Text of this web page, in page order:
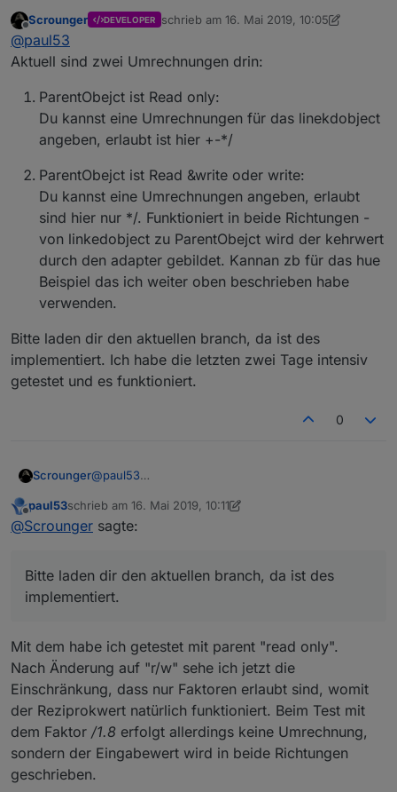
automatisch
Nur leider funktioniert die umgekehrte Richtung nicht,
Getestet mit Umrechnung Fahrenheit nach Celsius:
Die Umrechnung von °F nach °C funktioniert richtig,
aber umgekehrt erfolgt keine Umrechnung.
Offline
Scrounger DEVELOPER schrieb am 16. Mai 2019, 10:05
zuletzt editiert von Scrounger
@paul53
Aktuell sind zwei Umrechnungen drin:
ParentObejct ist Read only:
Du kannst eine Umrechnungen für das linekdobject
angeben, erlaubt ist hier +-*/
ParentObejct ist Read &write oder write:
Du kannst eine Umrechnungen angeben, erlaubt
sind hier nur */. Funktioniert in beide Richtungen -
von linkedobject zu ParentObejct wird der kehrwert
durch den adapter gebildet. Kannan zb für das hue
Beispiel das ich weiter oben beschrieben habe
verwenden.
Bitte laden dir den aktuellen branch, da ist des
implementiert. Ich habe die letzten zwei Tage intensiv
getestet und es funktioniert.
0
Scrounger@paul53
ParentObejct ist Read only:
Du kannst eine Umrechnungen für das
ParentObejct ist Read &write oder write:
wird der kehrwert durch den adapter gebildet.
Kannan zb für das hue Beispiel das ich weiter
oben beschrieben habe verwenden.
Bitte laden dir den aktuellen branch, da ist des
Offline
paul53schrieb am 16. Mai 2019, 10:11
zuletzt editiert von paul53
@Scrounger sagte:
Bitte laden dir den aktuellen branch, da ist des
implementiert.
Mit dem habe ich getestet mit parent "read only".
Nach Änderung auf "r/w" sehe ich jetzt die
Einschränkung, dass nur Faktoren erlaubt sind, womit
der Reziprokwert natürlich funktioniert. Beim Test mit
dem Faktor /1.8 erfolgt allerdings keine Umrechnung,
sondern der Eingabewert wird in beide Richtungen
geschrieben.